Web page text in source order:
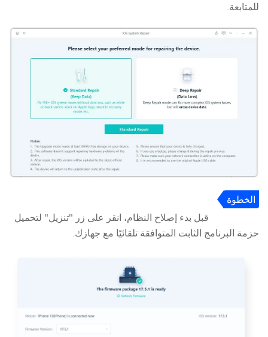
للمتابعة.
الخطوة
قبل بدء إصلاح النظام، انقر على زر "تنزيل" لتحميل
حزمة البرنامج الثابت المتوافقة تلقائيًا مع جهازك.